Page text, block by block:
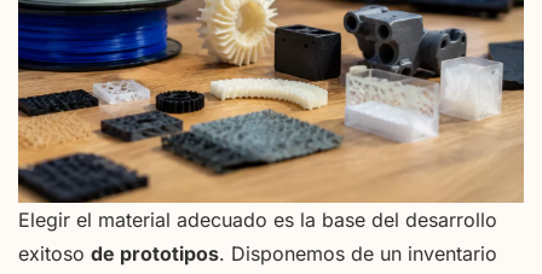
Elegir el material adecuado es la base del desarrollo
exitoso de prototipos. Disponemos de un inventario